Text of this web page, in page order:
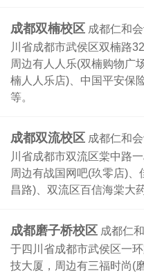
成都双楠校区 成都仁和
川省成都市武侯区双楠路
周边有人人乐(双楠购物广
楠人人乐店)、中国平安保
等。
成都双流校区 成都仁和
川省成都市双流区棠中路
周边有战国网吧(玖零店)
昌路)、双流区百信海棠大
成都磨子桥校区 成都仁
于四川省成都市武侯区一
技大厦，周边有三福时尚(